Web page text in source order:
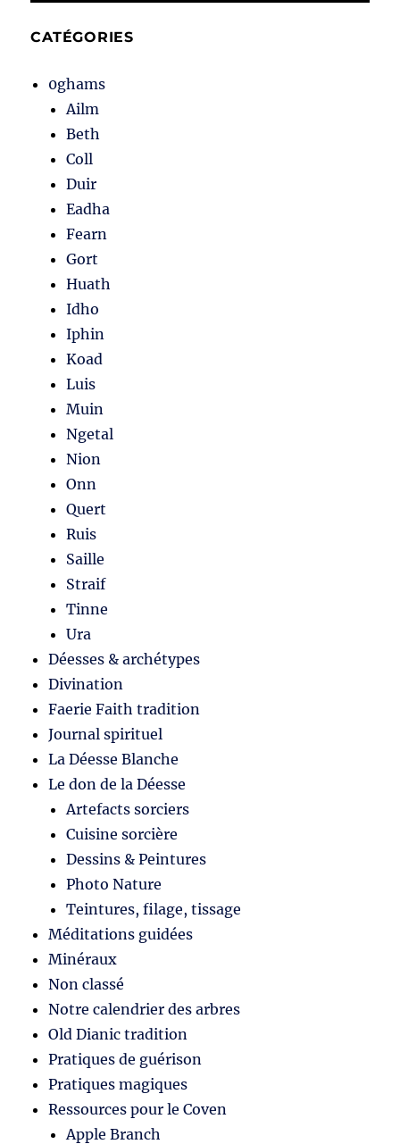
CATÉGORIES
0ghams
Ailm
Beth
Coll
Duir
Eadha
Fearn
Gort
Huath
Idho
Iphin
Koad
Luis
Muin
Ngetal
Nion
Onn
Quert
Ruis
Saille
Straif
Tinne
Ura
Déesses & archétypes
Divination
Faerie Faith tradition
Journal spirituel
La Déesse Blanche
Le don de la Déesse
Artefacts sorciers
Cuisine sorcière
Dessins & Peintures
Photo Nature
Teintures, filage, tissage
Méditations guidées
Minéraux
Non classé
Notre calendrier des arbres
Old Dianic tradition
Pratiques de guérison
Pratiques magiques
Ressources pour le Coven
Apple Branch